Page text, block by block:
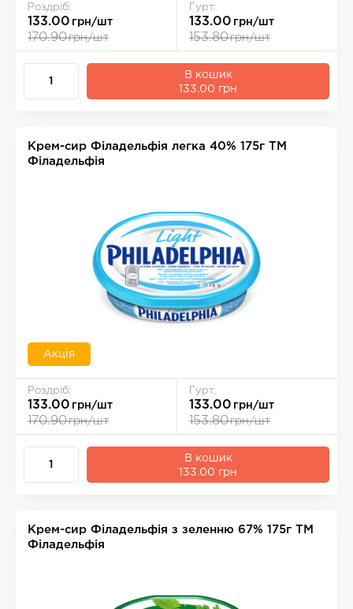
Роздріб:
133.00 грн/шт
170.90грн/шт
Гурт:
133.00 грн/шт
153.80грн/шт
В кошик
133.00 грн
Крем-сир Фiладельфiя легка 40% 175г ТМ
Філадельфія
Акція
Роздріб:
133.00 грн/шт
170.90грн/шт
Гурт:
133.00 грн/шт
153.80грн/шт
В кошик
133.00 грн
Крем-сир Фiладельфiя з зеленню 67% 175г ТМ
Філадельфія